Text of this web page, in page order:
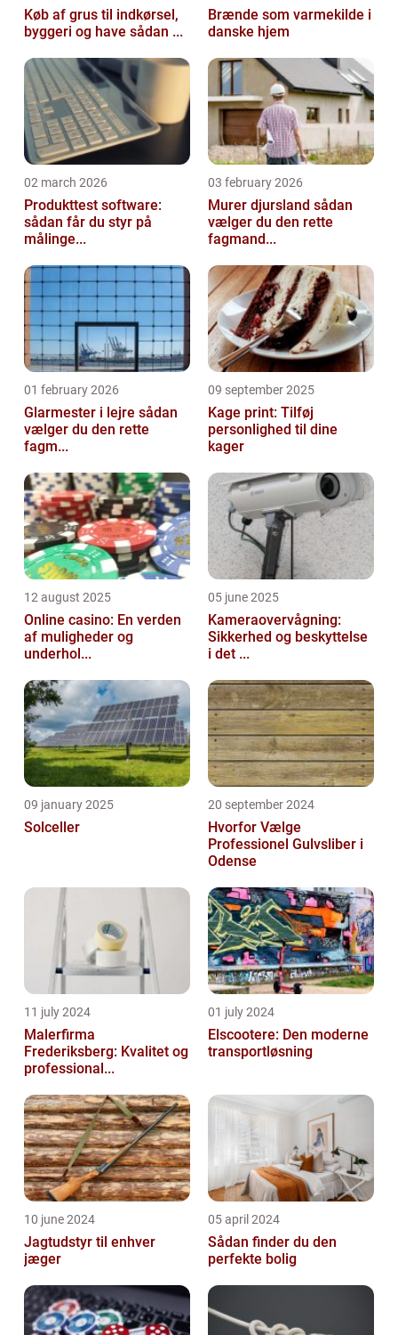
Køb af grus til indkørsel,
byggeri og have sådan ...
Brænde som varmekilde i
danske hjem
02 march 2026
Produkttest software:
sådan får du styr på
målinge...
03 february 2026
Murer djursland sådan
vælger du den rette
fagmand...
01 february 2026
Glarmester i lejre sådan
vælger du den rette
fagm...
09 september 2025
Kage print: Tilføj
personlighed til dine
kager
12 august 2025
Online casino: En verden
af muligheder og
underhol...
05 june 2025
Kameraovervågning:
Sikkerhed og beskyttelse
i det ...
09 january 2025
Solceller
20 september 2024
Hvorfor Vælge
Professionel Gulvsliber i
Odense
11 july 2024
Malerfirma
Frederiksberg: Kvalitet og
professional...
01 july 2024
Elscootere: Den moderne
transportløsning
10 june 2024
Jagtudstyr til enhver
jæger
05 april 2024
Sådan finder du den
perfekte bolig